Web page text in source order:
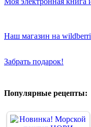
Наш магазин на
Забрать подарок!
Популярные рецепты: